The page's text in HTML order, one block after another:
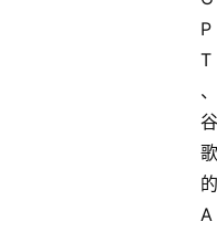
P
T
、
谷
歌
的
A